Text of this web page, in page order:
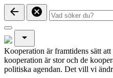
arrow_back cancel
arrow_drop_down
Kooperation är framtidens sätt
kooperation är stor och de
politiska agendan. Det vill vi